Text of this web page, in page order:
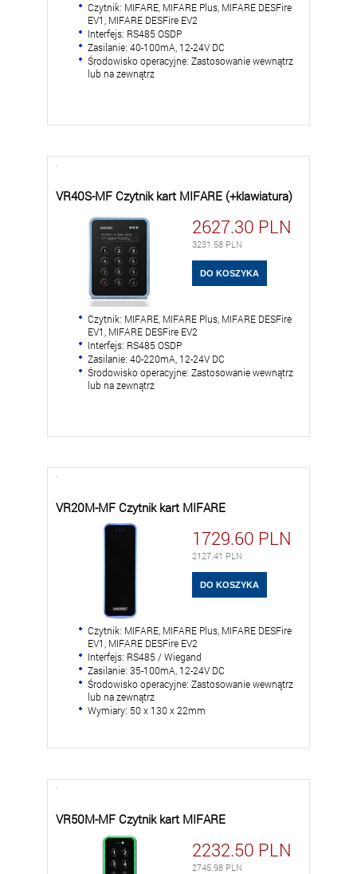
Czytnik: MIFARE, MIFARE Plus, MIFARE DESFire
EV1, MIFARE DESFire EV2
Interfejs: RS485 OSDP
Zasilanie: 40-100mA, 12-24V DC
Środowisko operacyjne: Zastosowanie wewnątrz
lub na zewnątrz
VR40S-MF Czytnik kart MIFARE (+klawiatura)
2627.30 PLN
3231.58 PLN
Czytnik: MIFARE, MIFARE Plus, MIFARE DESFire
EV1, MIFARE DESFire EV2
Interfejs: RS485 OSDP
Zasilanie: 40-220mA, 12-24V DC
Środowisko operacyjne: Zastosowanie wewnątrz
lub na zewnątrz
VR20M-MF Czytnik kart MIFARE
1729.60 PLN
2127.41 PLN
Czytnik: MIFARE, MIFARE Plus, MIFARE DESFire
EV1, MIFARE DESFire EV2
Interfejs: RS485 / Wiegand
Zasilanie: 35-100mA, 12-24V DC
Środowisko operacyjne: Zastosowanie wewnątrz
lub na zewnątrz
Wymiary: 50 x 130 x 22mm
VR50M-MF Czytnik kart MIFARE
2232.50 PLN
2745.98 PLN